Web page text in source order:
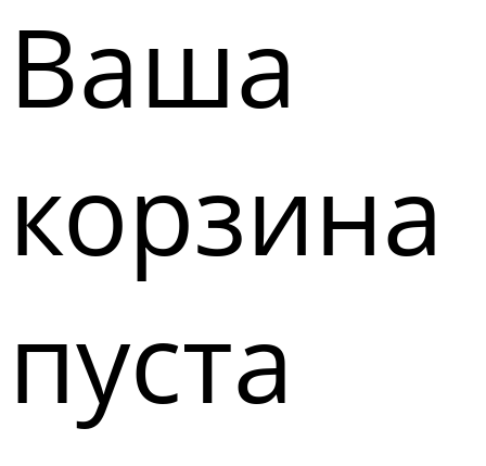
Ваша
корзина
пуста